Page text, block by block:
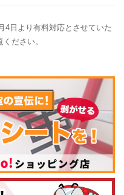
4日より有料対応とさせていた
ください。